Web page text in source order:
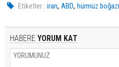
Etiketler : iran,ABD,hürmüz boğazı
HABERE YORUM KAT